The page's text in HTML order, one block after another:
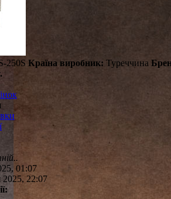
250S Країна виробник: Туреччина
01:07
22:07